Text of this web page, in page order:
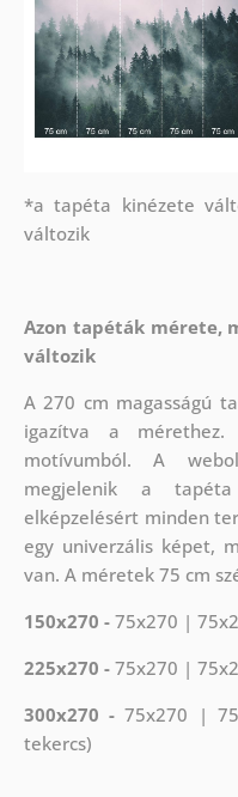
*a tapéta kinézete
változik
Azon tapéták mérete,
változik
A 270 cm magasságú
igazítva a
motívumból. A
megjelenik a
elképzelésért minden
egy univerzális képet,
van. A méretek 75 cm
150x270 -75x270 |
225x270 -75x270 |
300x270 -75x270 |
tekercs)